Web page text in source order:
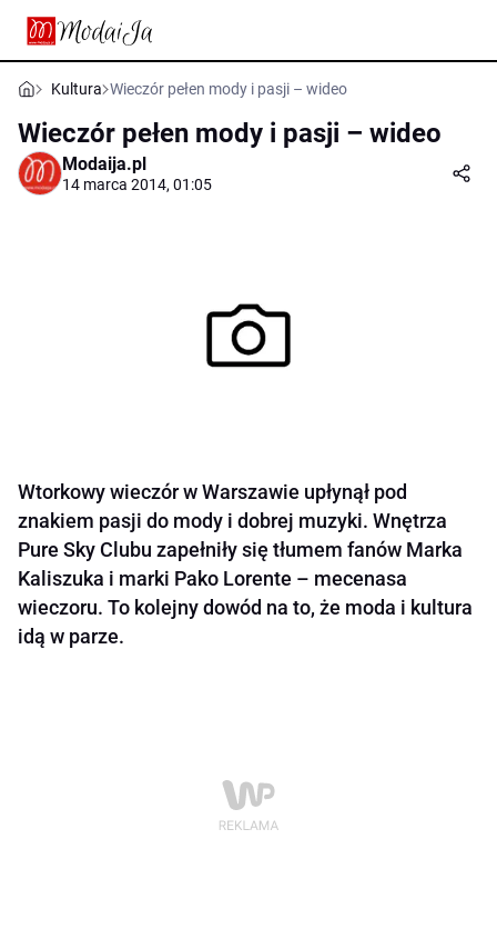
Kultura Wieczór pełen mody i pasji – wideo
Wieczór pełen mody i pasji – wideo
Modaija.pl
14 marca 2014, 01:05
Wtorkowy wieczór w Warszawie upłynął pod
znakiem pasji do mody i dobrej muzyki. Wnętrza
Pure Sky Clubu zapełniły się tłumem fanów Marka
Kaliszuka i marki Pako Lorente – mecenasa
wieczoru. To kolejny dowód na to, że moda i kultura
idą w parze.